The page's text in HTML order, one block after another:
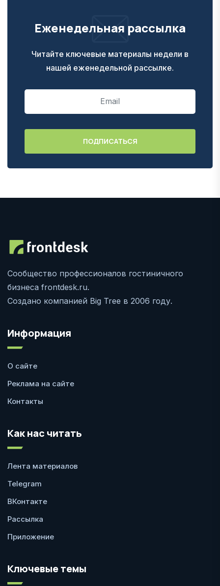
Еженедельная рассылка
Читайте ключевые материалы недели в
нашей еженедельной рассылке.
Сообщество профессионалов гостиничного
бизнеса frontdesk.ru.
Создано компанией Big Tree в 2006 году.
Информация
О сайте
Реклама на сайте
Контакты
Как нас читать
Лента материалов
Telegram
ВКонтакте
Рассылка
Приложение
Ключевые темы